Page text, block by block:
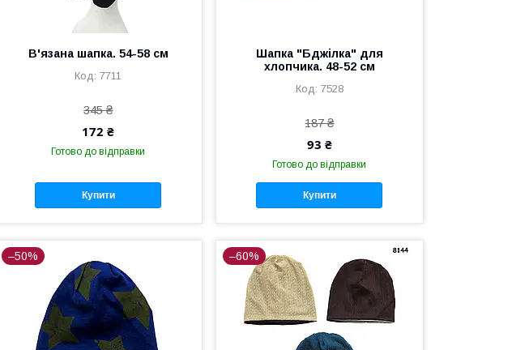
В'язана шапка. 54-58 см
7711
345 ₴
172 ₴
Готово до відправки
Купити
Шапка "Бджілка" для
хлопчика. 48-52 см
7528
187 ₴
93 ₴
Готово до відправки
Купити
–50% –60%